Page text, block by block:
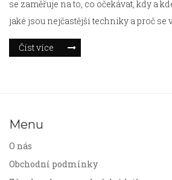
se zaměřuje na to, co očekávat, kdy a
jaké jsou nejčastější techniky a proč se
ve dvou. Užitečné rady a tipy usnadní
mohli masáž užít naplno.
Číst více
Menu
O nás
Obchodní podmínky